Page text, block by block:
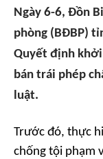
Ngày 6-6, Đồn
phòng (BĐBP)
Quyết định khởi
bán trái phép
luật.
Trước đó, thực
chống tội phạm